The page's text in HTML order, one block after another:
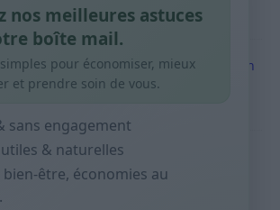
2026
ménagers : comment économiser en
sans acheter 10 sprays
mensuel : méthode rapide pour
son salaire dès le jour de paie
2026
nos meilleures astuces
boîte mail.
pour économiser, mieux
et prendre soin de vous.
sans engagement
& naturelles
bien-être, économies au